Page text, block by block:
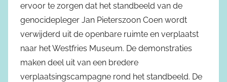
ervoor te zorgen dat het standbeeld van de
genocidepleger Jan Pieterszoon Coen wordt
verwijderd uit de openbare ruimte en verplaatst
naar het Westfries Museum. De demonstraties
maken deel uit van een bredere
verplaatsingscampagne rond het standbeeld. De